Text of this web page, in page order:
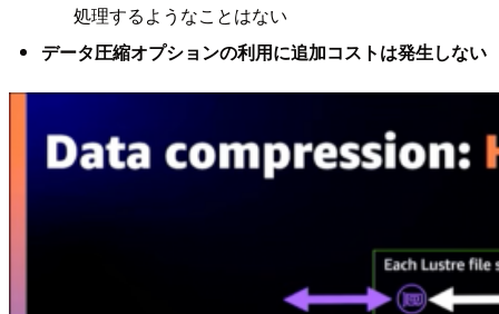
処理するようなことはない
データ圧縮オプションの利用に追加コストは発生しない